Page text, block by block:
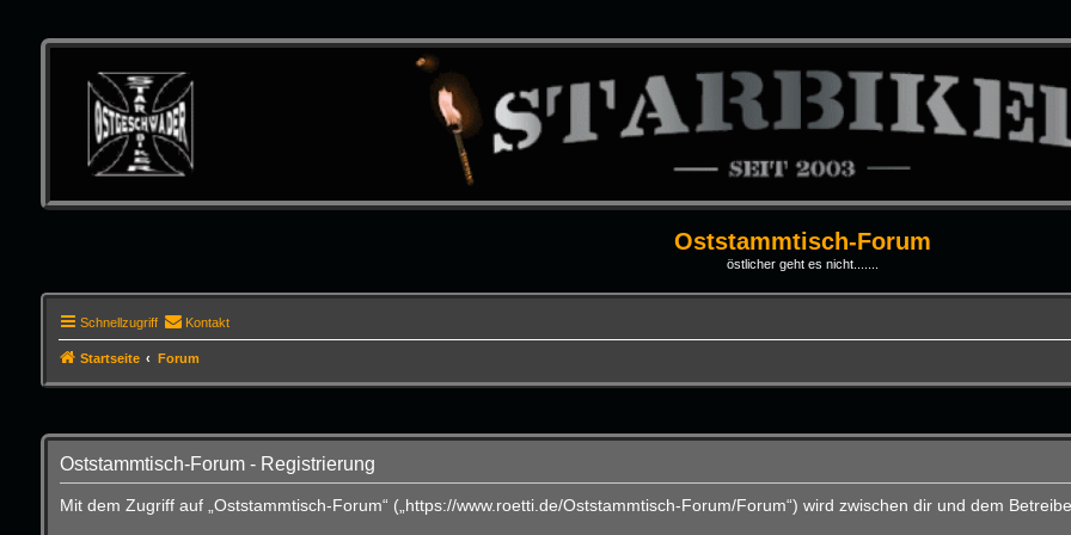
Oststammtisch-Forum
östlicher geht es nicht.......
Schnellzugriff Kontakt
Startseite Forum
Oststammtisch-Forum - Registrierung
Mit dem Zugriff auf „Oststammtisch-Forum“ („https://www.roetti.de/Oststammtisch-Forum/Forum“) wird zwischen dir und dem